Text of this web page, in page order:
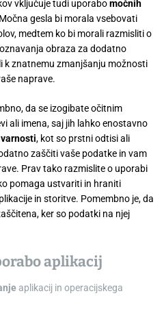
vključuje tudi uporabomočnih
gesla bi morala vsebovati
medtem ko bi morali razmisliti o
obraza za dodatno
k znatnemu zmanjšanju možnosti
naprave.
da se izogibate očitnim
ali imena, saj jih lahko enostavno
, kot so prstni odtisi ali
zaščiti vaše podatke in vam
Prav tako razmislite o uporabi
pomaga ustvariti in hraniti
in storitve. Pomembno je, da
ker so podatki na njej
aplikacij
aplikacij in operacijskega